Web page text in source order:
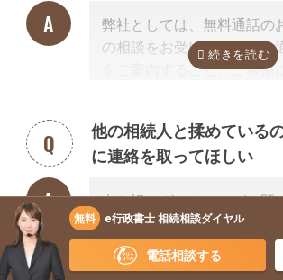
弊社としては、無料通話の
の相談をお受けすること、
をご案内すること、ご希望
ています。
またご紹介した専門家につ
するお見積りを提示すると
料で行っています。
「自分で作成した書類が正
他の相続人と揉めている
に連絡を取ってほしい
申し訳ございませんが、既
っている場合は、弁護士し
ないため法律上ご紹介でき
サイト「いい相続」に相談
無料 e行政書士 相続相談ダイヤル
電話相談する